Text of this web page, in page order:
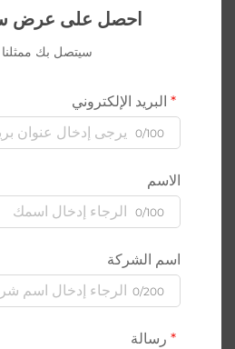
احصل على عرض
سيتصل بك ممثلنا
البريد الإلكتروني
0/100
الاسم
0/100
اسم الشركة
0/200
رسالة